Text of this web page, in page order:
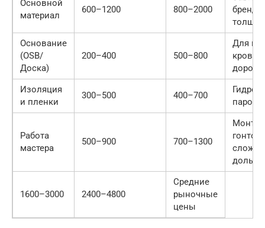
Основной
материал
600–1200 800–2000
бренда
Основание
(OSB/
Доска)
200–400 500–800
Для
кровли
дороже
Изоляция
и пленки
300–500 400–700
Гидро-
Работа
мастера
500–900 700–1300
гонтов
дольше
1600–3000 2400–4800
Средние
рыночные
цены